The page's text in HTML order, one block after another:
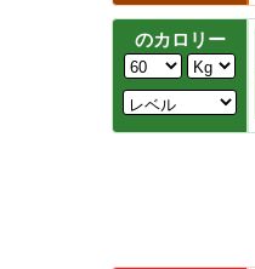
のカロリー